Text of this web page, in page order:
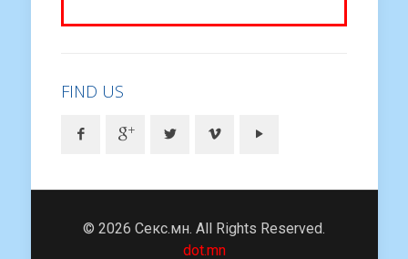
FIND US
© 2026 Секс.мн. All Rights Reserved.
dot.mn